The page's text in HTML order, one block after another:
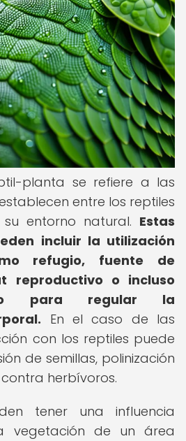
planta se refiere a las
entre los reptiles
entorno natural. Estas
incluir la utilización
refugio, fuente de
reproductivo o incluso
para regular la
En el caso de las
con los reptiles puede
de semillas, polinización
herbívoros.
tener una influencia
vegetación de un área